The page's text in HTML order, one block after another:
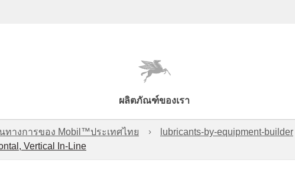
ผลิตภัณฑ์ของเรา
างการของ Mobil™ประเทศไทย
lubricants-by-equipment-builder
Vertical In-Line